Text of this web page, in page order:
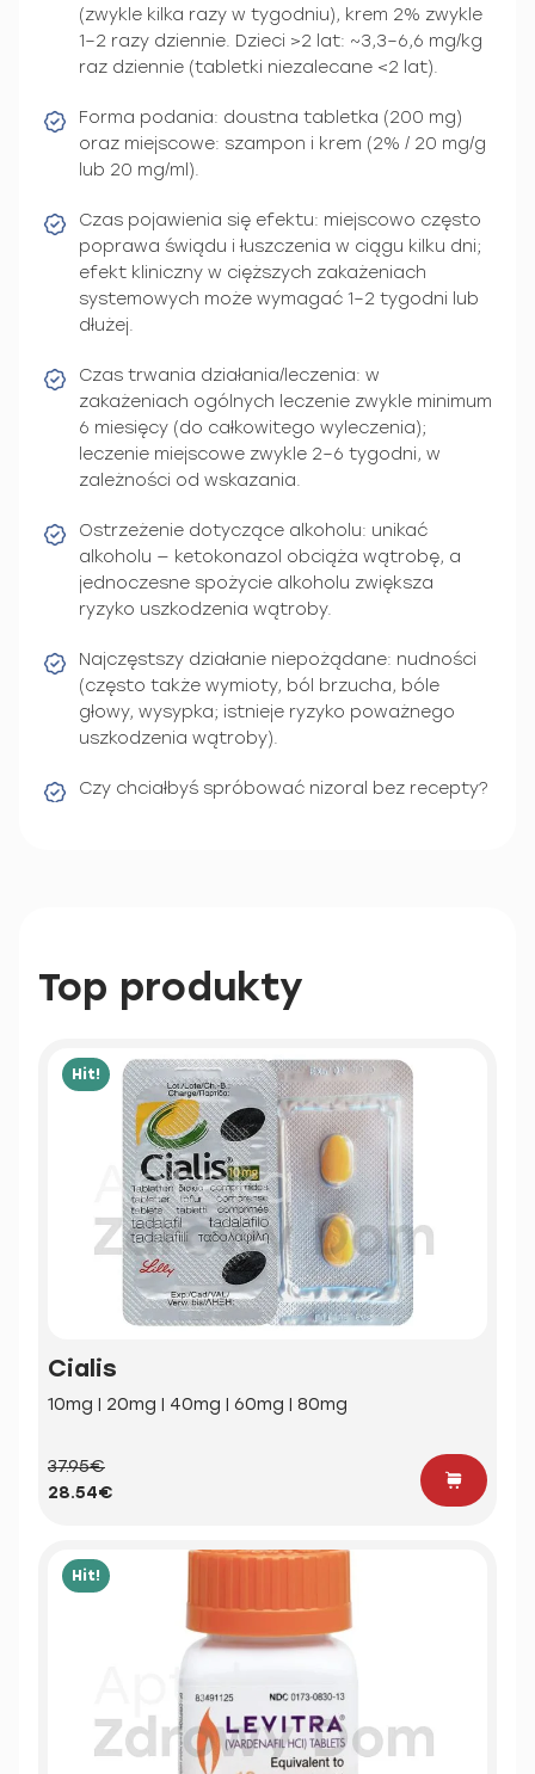
(zwykle kilka razy w tygodniu), krem 2% zwykle
1–2 razy dziennie. Dzieci >2 lat: ~3,3–6,6 mg/kg
raz dziennie (tabletki niezalecane <2 lat).
Forma podania: doustna tabletka (200 mg)
oraz miejscowe: szampon i krem (2% / 20 mg/g
lub 20 mg/ml).
Czas pojawienia się efektu: miejscowo często
poprawa świądu i łuszczenia w ciągu kilku dni;
efekt kliniczny w cięższych zakażeniach
systemowych może wymagać 1–2 tygodni lub
dłużej.
Czas trwania działania/leczenia: w
zakażeniach ogólnych leczenie zwykle minimum
6 miesięcy (do całkowitego wyleczenia);
leczenie miejscowe zwykle 2–6 tygodni, w
zależności od wskazania.
Ostrzeżenie dotyczące alkoholu: unikać
alkoholu — ketokonazol obciąża wątrobę, a
jednoczesne spożycie alkoholu zwiększa
ryzyko uszkodzenia wątroby.
Najczęstszy działanie niepożądane: nudności
(często także wymioty, ból brzucha, bóle
głowy, wysypka; istnieje ryzyko poważnego
uszkodzenia wątroby).
Czy chciałbyś spróbować nizoral bez recepty?
Top produkty
Hit!
Cialis
10mg | 20mg | 40mg | 60mg | 80mg
37.95€
28.54€
Hit!